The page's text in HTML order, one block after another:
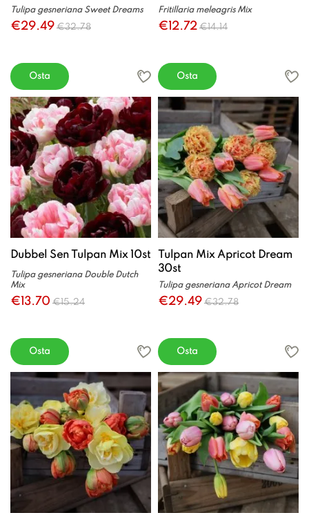
Tulipa gesneriana Sweet Dreams
€29.49 €32.78
Osta
Fritillaria meleagris Mix
€12.72 €14.14
Osta
Dubbel Sen Tulpan Mix 10st
Tulipa gesneriana Double Dutch
Mix
€13.70 €15.24
Osta
Tulpan Mix Apricot Dream
30st
Tulipa gesneriana Apricot Dream
€29.49 €32.78
Osta